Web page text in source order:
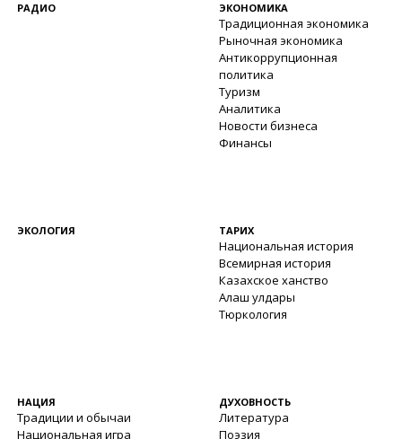
РАДИО ЭКОНОМИКА
Традиционная экономика
Рыночная экономика
Антикоррупционная
политика
Туризм
Аналитика
Новости бизнеса
Финансы
ЭКОЛОГИЯ ТАРИХ
Национальная история
Всемирная история
Казахское ханство
Алаш улдары
Тюркология
НАЦИЯ
Традиции и обычаи
Национальная игра
ДУХОВНОСТЬ
Литература
Поэзия